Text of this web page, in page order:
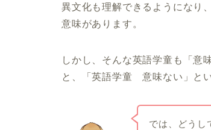
異文化も理解できるようになり
意味があります。
しかし、そんな英語学童も「意
と、「英語学童 意味ない」と
では、どうし